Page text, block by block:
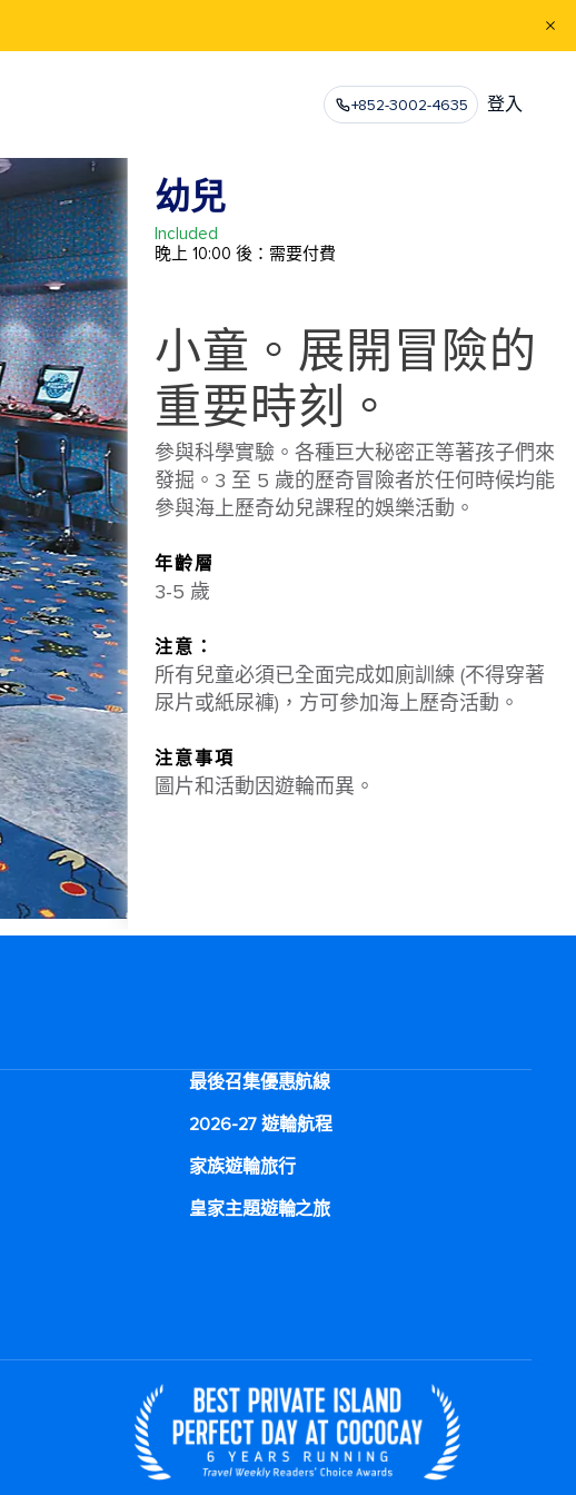
+852-3002-4635 登入
幼兒
Included
晚上 10:00 後：需要付費
小童。展開冒險的
重要時刻。
參與科學實驗。各種巨大秘密正等著孩子們來
發掘。3 至 5 歲的歷奇冒險者於任何時候均能
參與海上歷奇幼兒課程的娛樂活動。
年齡層
3-5 歲
注意：
所有兒童必須已全面完成如廁訓練 (不得穿著
尿片或紙尿褲)，方可參加海上歷奇活動。
注意事項
圖片和活動因遊輪而異。
最後召集優惠航線
2026-27 遊輪航程
家族遊輪旅行
皇家主題遊輪之旅